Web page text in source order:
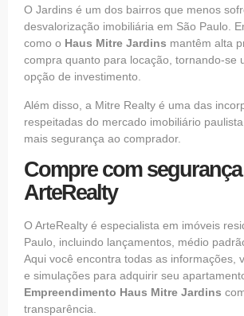
O Jardins é um dos bairros que menos
desvalorização imobiliária em São Paulo.
como o Haus Mitre Jardins mantêm alta
compra quanto para locação, tornando-se
opção de investimento.
Além disso, a Mitre Realty é uma das
respeitadas do mercado imobiliário
mais segurança ao comprador.
Compre com
ArteRealty
O ArteRealty é especialista em imóveis
Paulo, incluindo lançamentos, médio
Aqui você encontra todas as informações,
e simulações para adquirir seu
Empreendimento Haus Mitre Jardins
transparência.